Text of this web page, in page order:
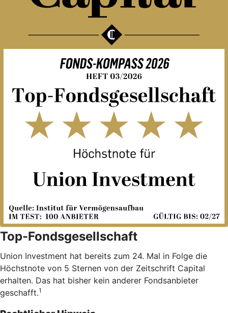
Top-Fondsgesellschaft
Union Investment hat bereits zum 24. Mal in Folge die
Höchstnote von 5 Sternen von der Zeitschrift Capital
erhalten. Das hat bisher kein anderer Fondsanbieter
geschafft.1